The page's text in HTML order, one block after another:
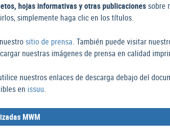
hojas informativas y otras publicaciones sobre
simplemente haga clic en los títulos.
sitio de prensa. También puede visitar
nuestras imágenes de prensa en calidad
nuestros enlaces de descarga debajo del
en issuu.
MWM